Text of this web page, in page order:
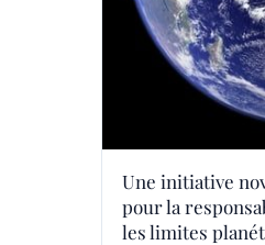
Une initiative
pour la
les limites